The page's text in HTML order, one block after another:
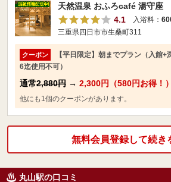
天然温泉 おふろcafé 湯守座
4.1
入浴料：
三重県四日市市生桑町311
クーポン
【平日限定】朝までプラン（入館
6迄使用不可）
通常2,880円 → 2,300円（580円お得！）
他にも1個のクーポンがあります。
無料会員登録して続き
丸山駅の口コミ